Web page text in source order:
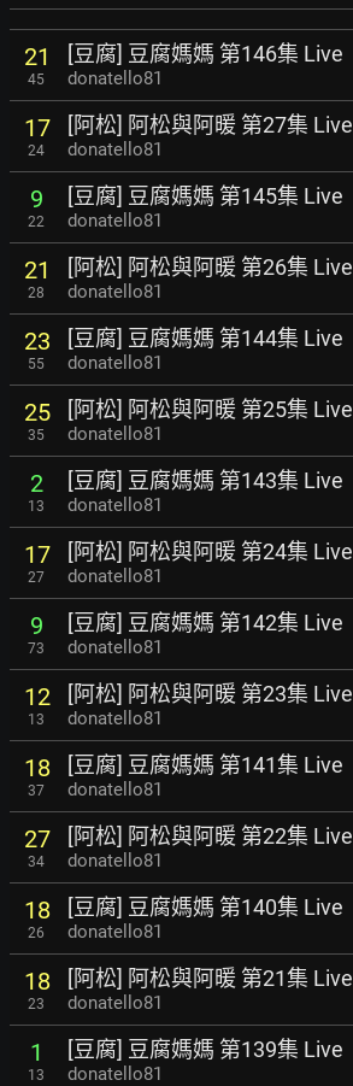
21
45
[豆腐] 豆腐媽媽 第146集 Live
donatello81
17
24
[阿松] 阿松與阿暖 第27集 Live
donatello81
9
22
[豆腐] 豆腐媽媽 第145集 Live
donatello81
21
28
[阿松] 阿松與阿暖 第26集 Live
donatello81
23
55
[豆腐] 豆腐媽媽 第144集 Live
donatello81
25
35
[阿松] 阿松與阿暖 第25集 Live
donatello81
2
13
[豆腐] 豆腐媽媽 第143集 Live
donatello81
17
27
[阿松] 阿松與阿暖 第24集 Live
donatello81
9
73
[豆腐] 豆腐媽媽 第142集 Live
donatello81
12
13
[阿松] 阿松與阿暖 第23集 Live
donatello81
18
37
[豆腐] 豆腐媽媽 第141集 Live
donatello81
27
34
[阿松] 阿松與阿暖 第22集 Live
donatello81
18
26
[豆腐] 豆腐媽媽 第140集 Live
donatello81
18
23
[阿松] 阿松與阿暖 第21集 Live
donatello81
1
13
[豆腐] 豆腐媽媽 第139集 Live
donatello81